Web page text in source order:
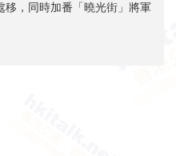
移，同時加番「曉光街」將軍